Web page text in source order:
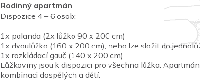
Rodinný apartmán
Dispozice 4 – 6 osob:
1x palanda (2x lůžko 90 x 200 cm)
1x dvoulůžko (160 x 200 cm), nebo lze složit do
1x rozkládací gauč (140 x 200 cm)
Lůžkoviny jsou k dispozici pro všechna lůžka.
kombinaci dospělých a dětí.